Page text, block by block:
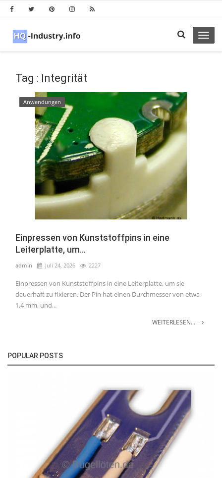
Tag : Integrität
Anwendungen
Einpressen von Kunststoffpins in eine
Leiterplatte, um...
admin Juli 24, 2026 2227
Einpressen von Kunststoffpins in eine Leiterplatte, um sie
dauerhaft zu fixieren. Der Pin hat einen Durchmesser von etwa
1,4 mm, und...
WEITERLESEN...
POPULAR POSTS